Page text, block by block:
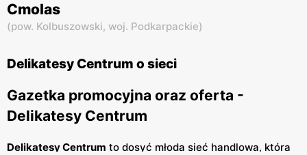
Cmolas
(pow. Kolbuszowski, woj. Podkarpackie)
Delikatesy Centrum o sieci
Gazetka promocyjna oraz oferta -
Delikatesy Centrum
Delikatesy Centrum to dosyć młoda sieć handlowa, która